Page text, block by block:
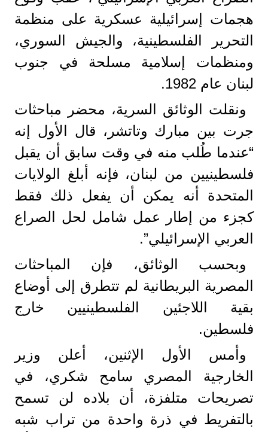
هجمات إسرائيلية عسكرية على منظمة
التحرير الفلسطينية، والجيش السوري،
ومنظمات إسلامية مسلحة في جنوب
لبنان عام 1982.
ونقلت الوثائق السرية، محضر مباحثات
جرت بين مبارك وتاتشر، قال الأول إنه
“عندما طُلب منه في وقت سابق أن يقبل
فلسطينيين من لبنان، فإنه أبلغ الولايات
المتحدة أنه يمكن أن يفعل ذلك فقط
كجزء من إطار عمل شامل لحل الصراع
العربي الإسرائيلي”.
وبحسب الوثائق، فإن المباحثات
المصرية البريطانية لم تتطرق إلى أوضاع
بقية اللاجئين الفلسطينيين خارج
فلسطين.
وأمس الأول الإثنين، أعلن وزير
الخارجية المصري سامح شكري، في
تصريحات متلفزة، أن بلاده لن تسمح
بالتفريط في ذرة واحدة من تراب شبه